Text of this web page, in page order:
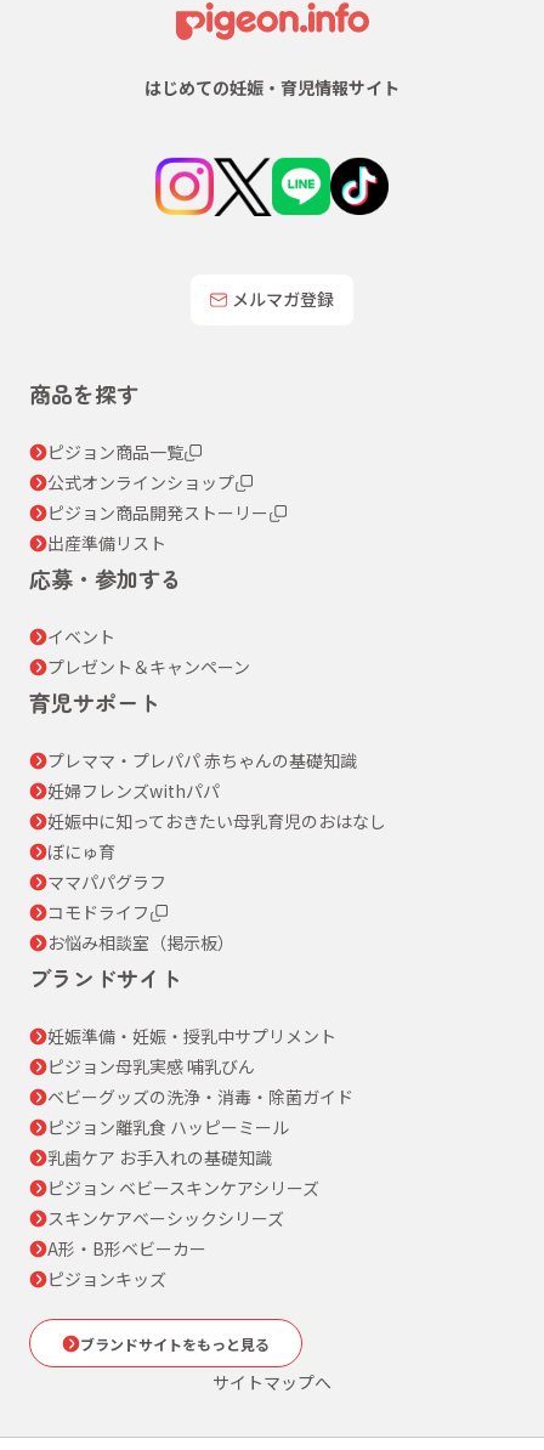
はじめての妊娠・育児情報サイト
メルマガ登録
商品を探す
ピジョン商品一覧
公式オンラインショップ
ピジョン商品開発ストーリー
出産準備リスト
応募・参加する
イベント
プレゼント＆キャンペーン
育児サポート
プレママ・プレパパ 赤ちゃんの基礎知識
妊婦フレンズwithパパ
妊娠中に知っておきたい母乳育児のおはなし
ぼにゅ育
ママパパグラフ
コモドライフ
お悩み相談室（掲示板）
ブランドサイト
妊娠準備・妊娠・授乳中サプリメント
ピジョン母乳実感 哺乳びん
ベビーグッズの洗浄・消毒・除菌ガイド
ピジョン離乳食 ハッピーミール
乳歯ケア お手入れの基礎知識
ピジョン ベビースキンケアシリーズ
スキンケアベーシックシリーズ
A形・B形ベビーカー
ピジョンキッズ
ブランドサイトをもっと見る
サイトマップへ